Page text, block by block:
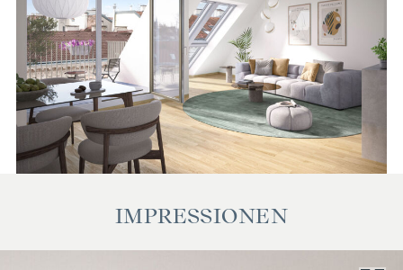
Barauslagen und Beglaubigung.
Wir weisen darauf hin, dass zwischen dem Vermittler und
dem zu vermittelnden Dritten ein familiäres oder
wirtschaftliches Naheverhältnis besteht.
IMPRESSIONEN